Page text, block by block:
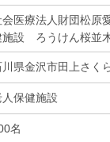
会医療法人財団松原
施設 ろうけん桜並
川県金沢市田上さく
人保健施設
名